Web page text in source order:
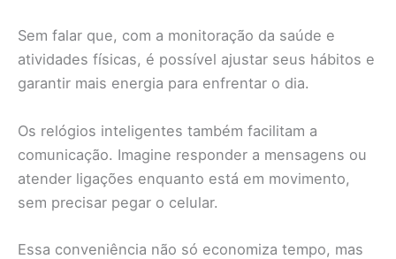
Sem falar que, com a monitoração da saúde e
atividades físicas, é possível ajustar seus hábitos e
garantir mais energia para enfrentar o dia.
Os relógios inteligentes também facilitam a
comunicação. Imagine responder a mensagens ou
atender ligações enquanto está em movimento,
sem precisar pegar o celular.
Essa conveniência não só economiza tempo, mas